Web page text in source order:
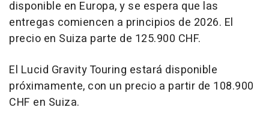
disponible en Europa, y se espera que las
entregas comiencen a principios de 2026. El
precio en Suiza parte de 125.900 CHF.
El Lucid Gravity Touring estará disponible
próximamente, con un precio a partir de 108.900
CHF en Suiza.